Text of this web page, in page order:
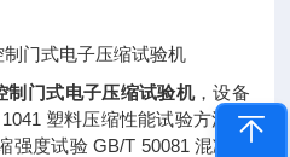
制门式电子压缩试验机，设备
塑料压缩性能试验方法 G
强度试验 GB/T 50081 混凝土